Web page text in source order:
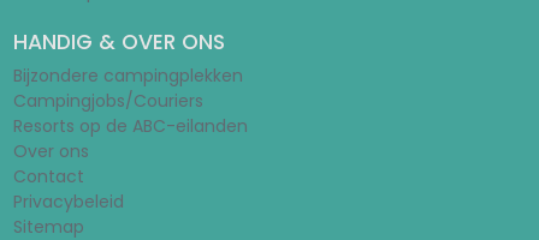
HANDIG & OVER ONS
Bijzondere campingplekken
Campingjobs/Couriers
Resorts op de ABC-eilanden
Over ons
Contact
Privacybeleid
Sitemap